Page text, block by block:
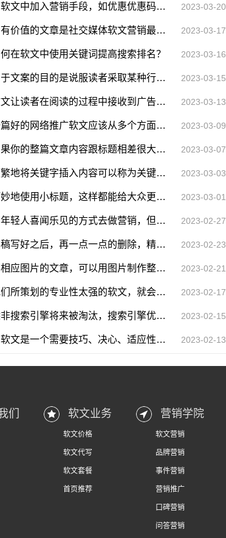
在软文中加入营销手段，如优惠优惠码、促销信息等，也可以促进销售 2023-03-20
写有价值的文章是社交媒体软文营销最为重要的环节 2023-03-17
在软文中使用关键词提高搜索排名？ 2023-03-16
由于文案的目的是说服读者采取某种行动，因此可以在软文的末尾明确说明这一点 2023-03-15
软文让读者在阅读的过程中接收到广告的讯息，使读者自然地接受 2023-03-13
一篇好的网络推广软文应该从多个方面去考量 2023-03-09
如果你的整篇文章内容跟标题相差很大的话，这样别人点进去也不会停留 2023-03-07
频繁地将关键字插入内容可以称为关键字填充，这样会被搜索引擎否定 2023-03-03
巧妙地使用小标题，这样都能给大众更好地阅读体验 2023-03-01
用年轻人喜闻乐见的方式去做营销，但有时却忽略了忠实用户的需求 2023-02-27
初稿写好之后，再一点一点的删除，精简内容 2023-02-23
有相应图片的文章，可以用图片制作整个页面 2023-02-21
我们所策划的专业性太强的软文，就会显得太过于官方化 2023-02-17
除非搜索引擎将来被淘汰，搜索引擎优化是每个广告商都需要的推广渠道 2023-02-15
写软文是一个需要技巧、决心、适应性和大量时间的过程 2023-02-13
们 软文业务
软文价格
软文代写
软文套餐
首页推荐
营销学院
软文营销
品牌营销
事件营销
营销推广
口碑营销
问答营销